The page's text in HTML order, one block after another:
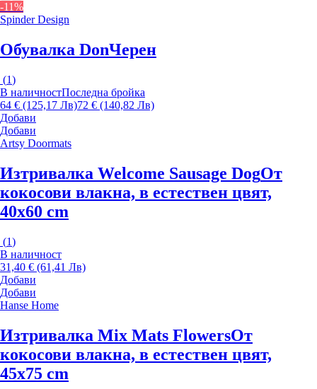
-11%
Spinder Design
Обувалка DonЧерен
(1)
В наличностПоследна бройка
64 € (125,17 Лв)72 € (140,82 Лв)
Добави
Добави
Artsy Doormats
Изтривалка Welcome Sausage DogОт
кокосови влакна, в естествен цвят,
40x60 cm
(1)
В наличност
31,40 € (61,41 Лв)
Добави
Добави
Hanse Home
Изтривалка Mix Mats FlowersОт
кокосови влакна, в естествен цвят,
45x75 cm